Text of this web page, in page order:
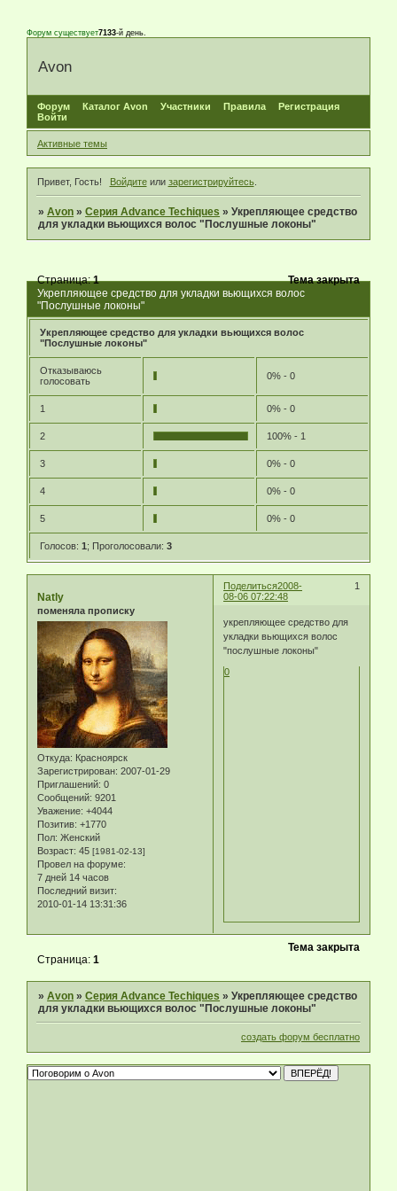
Форум существует7133-й день.
Avon
Форум Каталог Avon Участники Правила
Регистрация
Войти
Активные темы
Привет, Гость! Войдитеили зарегистрируйтесь.
»Avon »Серия Advance Techiques »Укрепляющее средство
для укладки вьющихся волос "Послушные локоны"
Укрепляющее средство для укладки вьющихся волос
"Послушные локоны"
Страница:1 Тема закрыта
Укрепляющее средство для укладки вьющихся волос
"Послушные локоны"
Отказываюсь
голосовать
0% - 0
1 0% - 0
2 100% - 1
3 0% - 0
4 0% - 0
5 0% - 0
Голосов: 1; Проголосовали: 3
Поделиться 1
2008-
08-06 07:22:48
Natly
поменяла прописку
Откуда: Красноярск
Зарегистрирован: 2007-01-29
Приглашений: 0
Сообщений: 9201
Уважение: +4044
Позитив: +1770
Пол: Женский
Возраст: 45 [1981-02-13]
Провел на форуме:
7 дней 14 часов
Последний визит:
2010-01-14 13:31:36
укрепляющее средство для
укладки вьющихся волос
"послушные локоны"
0
Тема закрыта
Страница:1
»Avon »Серия Advance Techiques »Укрепляющее средство
для укладки вьющихся волос "Послушные локоны"
создать форум бесплатно